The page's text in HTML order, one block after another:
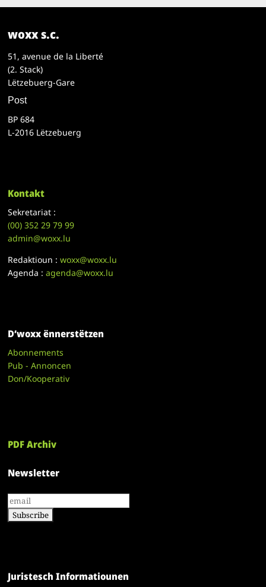
woxx s.c.
51, avenue de la Liberté
(2. Stack)
Lëtzebuerg-Gare
Post
BP 684
L-2016 Lëtzebuerg
Kontakt
Sekretariat :
(00)352 29 79 99
admin@woxx.lu
Redaktioun :woxx@woxx.lu
Agenda :agenda@woxx.lu
D’woxx ënnerstëtzen
Abonnements
Pub - Annoncen
Don/Kooperativ
PDF Archiv
Newsletter
Juristesch Informatiounen